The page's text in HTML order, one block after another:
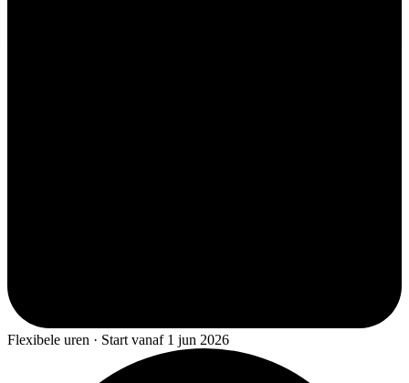
Flexibele uren · Start vanaf 1 jun 2026